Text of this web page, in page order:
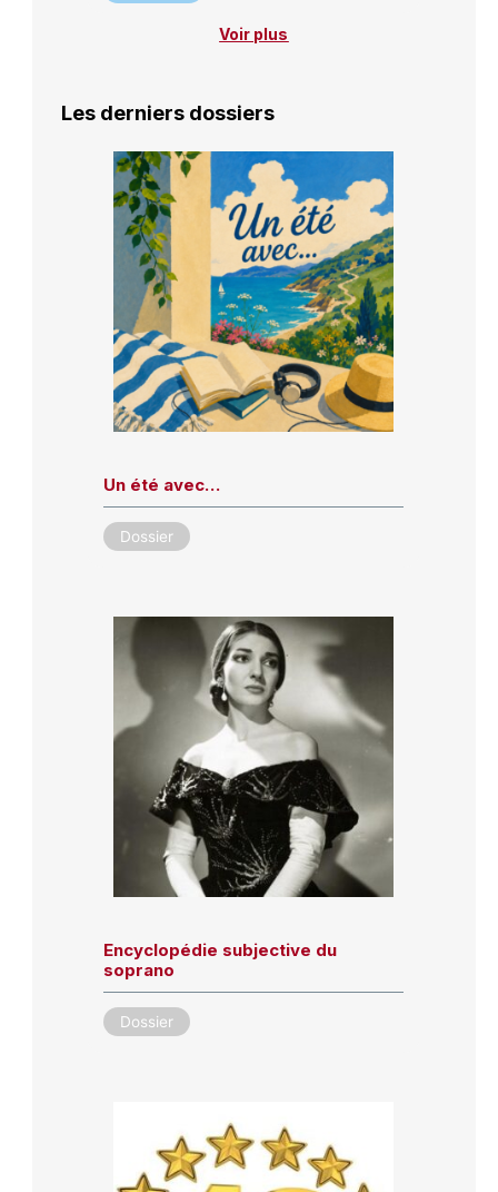
Voir plus
Les derniers dossiers
Un été avec…
Dossier
Encyclopédie subjective du
soprano
Dossier